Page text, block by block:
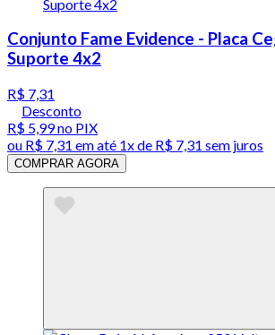
Conjunto Fame Evidence - Placa
Suporte 4x2
R$ 7,31
Desconto
R$ 5,99no PIX
ou R$ 7,31 em até 1x de R$ 7,31 sem juros
COMPRAR AGORA